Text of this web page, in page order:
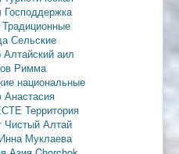
Господдержка
Традиционные
Сельские
Алтайский аил
Римма
национальные
Территория
Чистый Алтай
Инна Муклаева